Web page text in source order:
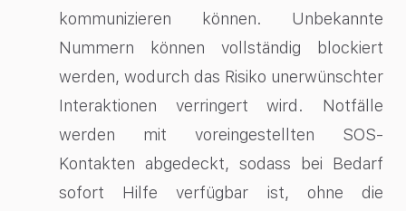
kommunizieren können. Unbekannte
Nummern können vollständig blockiert
werden, wodurch das Risiko unerwünschter
Interaktionen verringert wird. Notfälle
werden mit voreingestellten SOS-
Kontakten abgedeckt, sodass bei Bedarf
sofort Hilfe verfügbar ist, ohne die